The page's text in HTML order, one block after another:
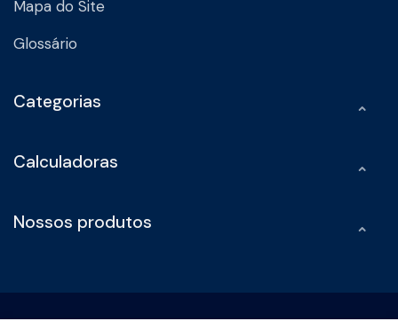
Mapa do Site
Glossário
Categorias
Calculadoras
Nossos produtos